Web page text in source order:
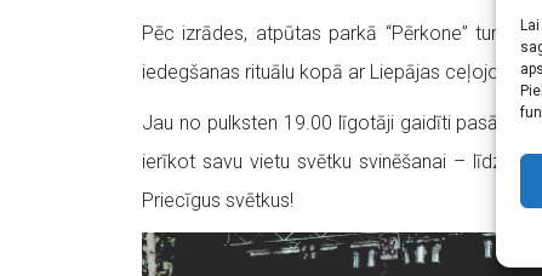
Pēc izrādes, atpūtas parkā “Pērkone”
iedegšanas rituālu kopā ar Liepājas ceļojošā
Jau no pulksten 19.00 līgotāji gaidīti
ierīkot savu vietu svētku svinēšanai – līdzi
Priecīgus svētkus!